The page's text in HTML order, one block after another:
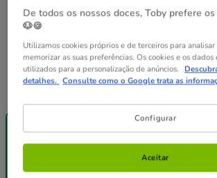
Formato:24 sticks
24 sticks
(38.86€ / kg)
48 sticks
Pack
Poupança
(37.31€ / kg)
De todos os nossos doces, Toby prefere
🐶🍪
Utilizamos cookies próprios e de terceiros para analisar
memorizar as suas preferências. Os cookies e os
utilizados para a personalização de anúncios.
detalhes. Consulte como o Google trata as
Configurar
Aceitar